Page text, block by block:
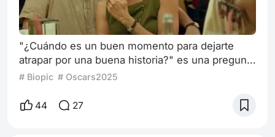
"¿Cuándo es un buen momento para dejarte
atrapar por una buena historia?" es una pregunta
que muchos eruditos tratan de responder para
su saber. Yo, en cambio, siento que la vida y,
# Biopic # Oscars2025
44 27